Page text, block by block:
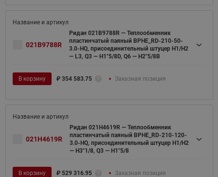
021B9788R
Ридан 021B9788R — Теплообменник
пластинчатый паяный BPHE_RD-210-50-
3.0-HQ, присоединительный штуцер H1/H2
— L3, Q3 — H1"5/8D, Q6 — H2"5/8B
В корзину ₽ 354 583.75 Заказная позиция
021H4619R
Ридан 021H4619R — Теплообменник
пластинчатый паяный BPHE_RD-210-120-
3.0-HQ, присоединительный штуцер H1/H2
— H3"1/8, Q3 — H1"5/8
В корзину ₽ 529 316.95 Заказная позиция